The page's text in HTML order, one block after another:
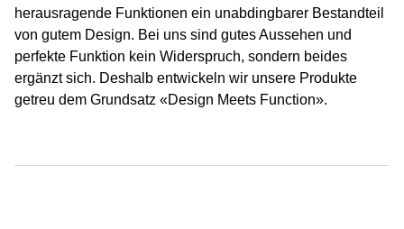
herausragende Funktionen ein unabdingbarer Bestandteil
von gutem Design. Bei uns sind gutes Aussehen und
perfekte Funktion kein Widerspruch, sondern beides
ergänzt sich. Deshalb entwickeln wir unsere Produkte
getreu dem Grundsatz «Design Meets Function».